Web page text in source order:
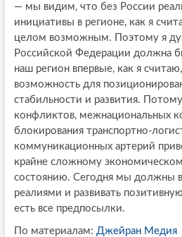
— мы видим, что без России
инициативы в регионе, как я
целом возможным. Поэтому я
Российской Федерации должна
наш регион впервые, как я
возможность для
стабильности и развития.
конфликтов, межнациональных
блокирования транспортно-
коммуникационных артерий
крайне сложному
состоянию. Сегодня мы должны
реалиями и развивать
есть все предпосылки.
По материалам: Джейран Медия